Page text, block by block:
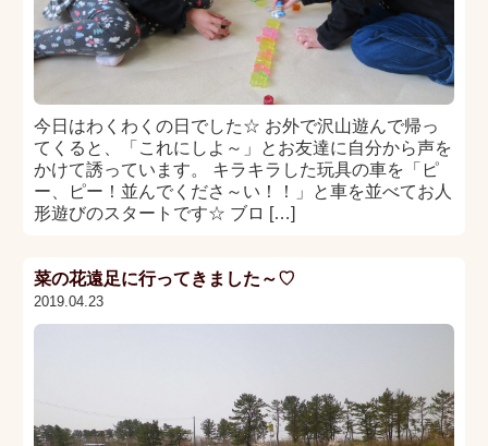
今日はわくわくの日でした☆ お外で沢山遊んで帰っ
てくると、「これにしよ～」とお友達に自分から声を
かけて誘っています。 キラキラした玩具の車を「ピ
ー、ピー！並んでくださ～い！！」と車を並べてお人
形遊びのスタートです☆ ブロ […]
菜の花遠足に行ってきました～♡
2019.04.23